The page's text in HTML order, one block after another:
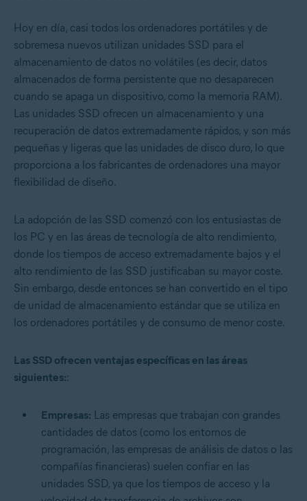
Hoy en día, casi todos los ordenadores portátiles y de
sobremesa nuevos utilizan unidades SSD para el
almacenamiento de datos no volátiles (es decir, datos
almacenados de forma persistente que no desaparecen
cuando se apaga un dispositivo, como la memoria RAM).
Las unidades SSD ofrecen un almacenamiento y una
recuperación de datos extremadamente rápidos, y son más
pequeñas y ligeras que las unidades de disco duro, lo que
proporciona a los fabricantes de ordenadores una mayor
flexibilidad de diseño.
La adopción de las SSD comenzó con los entusiastas de
los PC y en las áreas de tecnología de alto rendimiento,
donde los tiempos de acceso extremadamente bajos y el
alto rendimiento de las SSD justificaban su mayor coste.
Sin embargo, desde entonces se han convertido en el tipo
de unidad de almacenamiento estándar que se utiliza en
los ordenadores portátiles y de consumo de menor coste.
Las SSD ofrecen ventajas específicas en las áreas
siguientes::
Empresas: Las empresas que trabajan con grandes
cantidades de datos (como los entornos de
programación, las empresas de análisis de datos o las
compañías financieras) suelen confiar en las
unidades SSD, ya que los tiempos de acceso y la